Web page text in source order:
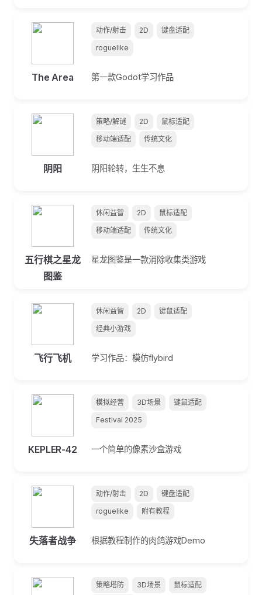
The Area
动作/射击 2D
键盘适配
roguelike
第一款Godot学习作品
阴阳
策略/解谜 2D
鼠标适配
移动端适配
传统文化
阴阳轮转，生生不息
五行棋之星龙
图鉴
休闲益智 2D
鼠标适配
移动端适配
传统文化
星龙图鉴是一款消除收集类游戏
飞行飞机
休闲益智 2D
键鼠适配
经典小游戏
学习作品：模仿flybird
KEPLER-42
模拟经营 3D场景
键鼠适配
Festival 2025
一个简单的像素沙盒游戏
失落者战争
动作/射击 2D
键盘适配
roguelike
附有教程
根据教程制作的肉鸽游戏Demo
策略塔防 3D场景
鼠标适配